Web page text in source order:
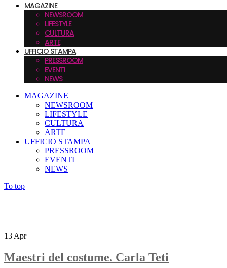
MAGAZINE
NEWSROOM
LIFESTYLE
CULTURA
ARTE
UFFICIO STAMPA
PRESSROOM
EVENTI
NEWS
MAGAZINE
NEWSROOM
LIFESTYLE
CULTURA
ARTE
UFFICIO STAMPA
PRESSROOM
EVENTI
NEWS
To top
13 Apr
Maestri del costume. Carla Teti